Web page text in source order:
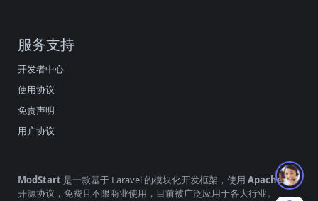
服务支持
开发者中心
使用协议
免责声明
用户协议
ModStart 是一款基于 Laravel 的模块化开发框架，使用 Apache2.0
开源协议，免费且不限商业使用，目前被广泛应用于各大行业。